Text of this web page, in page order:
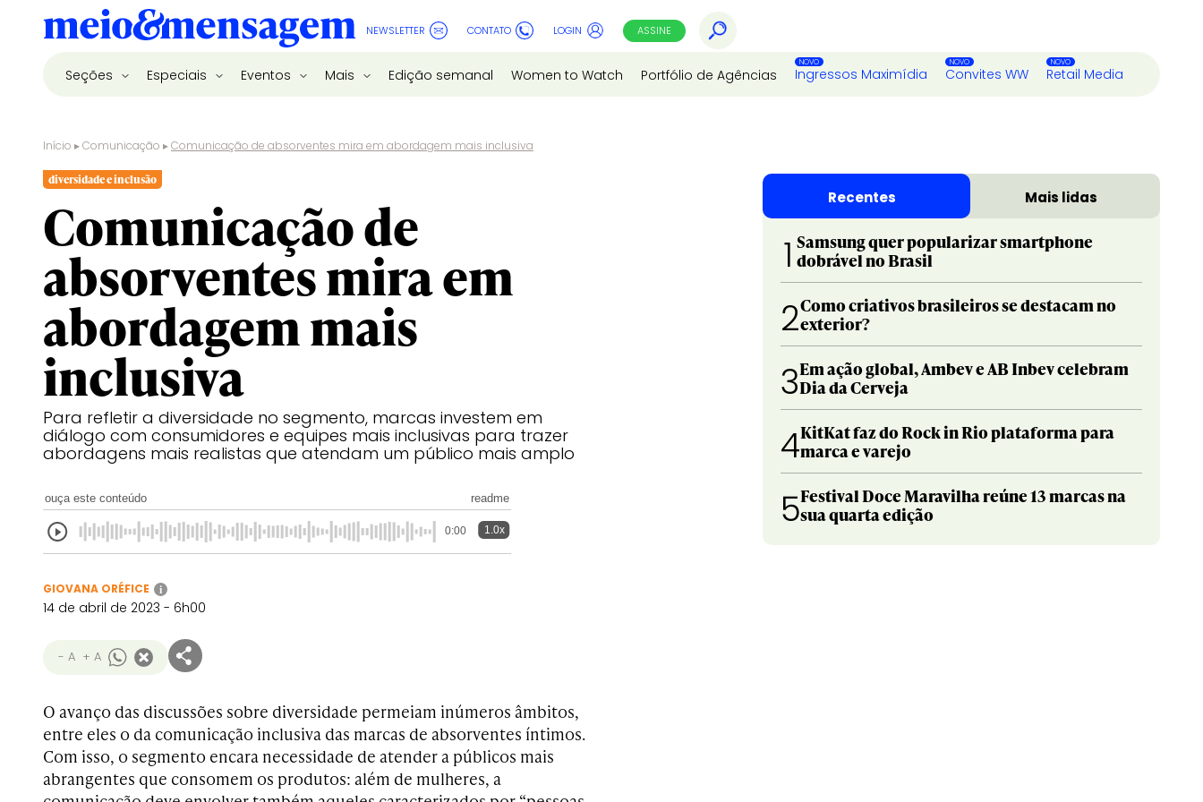
NEWSLETTER CONTATO LOGIN ASSINE
Seções Especiais Eventos Mais Edição semanal Women to Watch Portfólio de Agências Ingressos Maximídia Convites WW Retail Media
Início ▸Comunicação ▸Comunicação de absorventes mira em abordagem mais inclusiva
diversidade e inclusão
Comunicação de
absorventes mira em
abordagem mais
inclusiva
Para refletir a diversidade no segmento, marcas investem em
diálogo com consumidores e equipes mais inclusivas para trazer
abordagens mais realistas que atendam um público mais amplo
ouça este conteúdo readme
0:00 1.0x
GIOVANA ORÉFICE i
14 de abril de 2023 - 6h00
- A + A
O avanço das discussões sobre diversidade permeiam inúmeros âmbitos,
entre eles o da comunicação inclusiva das marcas de absorventes íntimos.
Com isso, o segmento encara necessidade de atender a públicos mais
abrangentes que consomem os produtos: além de mulheres, a
Recentes Mais lidas
1 Samsung quer popularizar smartphone
dobrável no Brasil
2Como criativos brasileiros se destacam no
exterior?
3Em ação global, Ambev e AB Inbev celebram
Dia da Cerveja
4KitKat faz do Rock in Rio plataforma para
marca e varejo
5Festival Doce Maravilha reúne 13 marcas na
sua quarta edição